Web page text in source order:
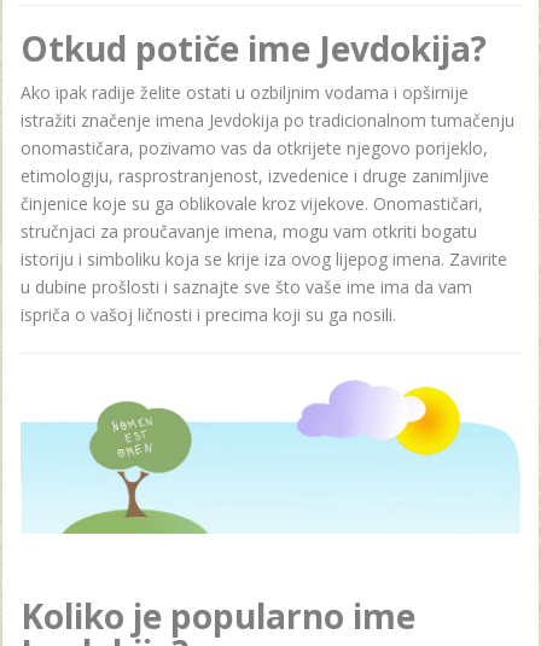
Otkud potiče ime Jevdokija?
Ako ipak radije želite ostati u ozbiljnim vodama i opširnije
istražiti značenje imena Jevdokija po tradicionalnom tumačenju
onomastičara, pozivamo vas da otkrijete njegovo porijeklo,
etimologiju, rasprostranjenost, izvedenice i druge zanimljive
činjenice koje su ga oblikovale kroz vijekove. Onomastičari,
stručnjaci za proučavanje imena, mogu vam otkriti bogatu
istoriju i simboliku koja se krije iza ovog lijepog imena. Zavirite
u dubine prošlosti i saznajte sve što vaše ime ima da vam
ispriča o vašoj ličnosti i precima koji su ga nosili.
Koliko je popularno ime